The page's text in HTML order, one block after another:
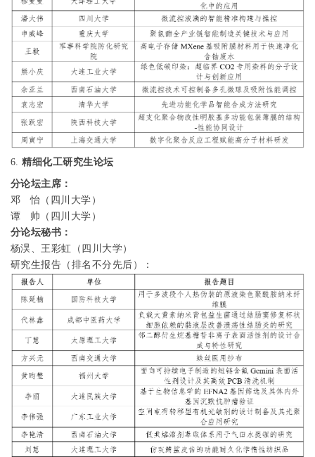
6.精细化工研究生论坛
分论坛主席：
邓
怡（四川大学）
谭
帅（四川大学）
分论坛秘书：
杨淏、王彩虹（四川大学）
研究生报告（排名不分先后）：